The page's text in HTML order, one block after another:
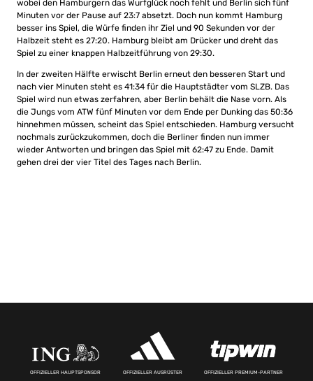
wobei den Hamburgern das Wurfglück noch fehlt und Berlin sich fünf
Minuten vor der Pause auf 23:7 absetzt. Doch nun kommt Hamburg
besser ins Spiel, die Würfe finden ihr Ziel und 90 Sekunden vor der
Halbzeit steht es 27:20. Hamburg bleibt am Drücker und dreht das
Spiel zu einer knappen Halbzeitführung von 29:30.
In der zweiten Hälfte erwischt Berlin erneut den besseren Start und
nach vier Minuten steht es 41:34 für die Hauptstädter vom SLZB. Das
Spiel wird nun etwas zerfahren, aber Berlin behält die Nase vorn. Als
die Jungs vom ATW fünf Minuten vor dem Ende per Dunking das 50:36
hinnehmen müssen, scheint das Spiel entschieden. Hamburg versucht
nochmals zurückzukommen, doch die Berliner finden nun immer
wieder Antworten und bringen das Spiel mit 62:47 zu Ende. Damit
gehen drei der vier Titel des Tages nach Berlin.
OFFIZIELLER HAUPTSPONSOR OFFIZIELLER AUSRÜSTER OFFIZIELLER PREMIUM-PARTNER